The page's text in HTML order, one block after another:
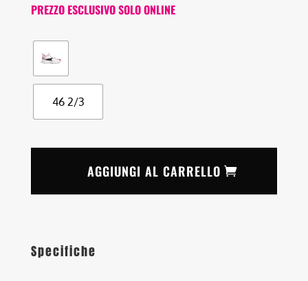
PREZZO ESCLUSIVO SOLO ONLINE
46 2/3
AGGIUNGI AL CARRELLO
Specifiche